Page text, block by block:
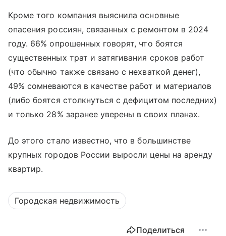
Кроме того компания выяснила основные
опасения россиян, связанных с ремонтом в 2024
году. 66% опрошенных говорят, что боятся
существенных трат и затягивания сроков работ
(что обычно также связано с нехваткой денег),
49% сомневаются в качестве работ и материалов
(либо боятся столкнуться с дефицитом последних)
и только 28% заранее уверены в своих планах.
До этого стало известно, что в большинстве
крупных городов России выросли цены на аренду
квартир.
Городская недвижимость
Поделиться